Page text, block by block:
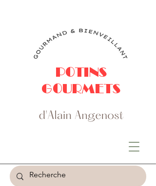
POTINS
GOURMETS